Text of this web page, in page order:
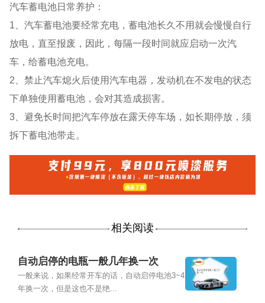
汽车蓄电池日常养护：
1、汽车蓄电池要经常充电，蓄电池长久不用就会慢慢自行
放电，直至报废，因此，每隔一段时间就应启动一次汽
车，给蓄电池充电。
2、禁止汽车熄火后使用汽车电器，发动机在不发电的状态
下单独使用蓄电池，会对其造成损害。
3、避免长时间把汽车停放在露天停车场，如长期停放，须
拆下蓄电池带走。
相关阅读
自动启停的电瓶一般几年换一次
一般来说，如果经常开车的话，自动启停电池3~4
年换一次，但是这也不是绝...